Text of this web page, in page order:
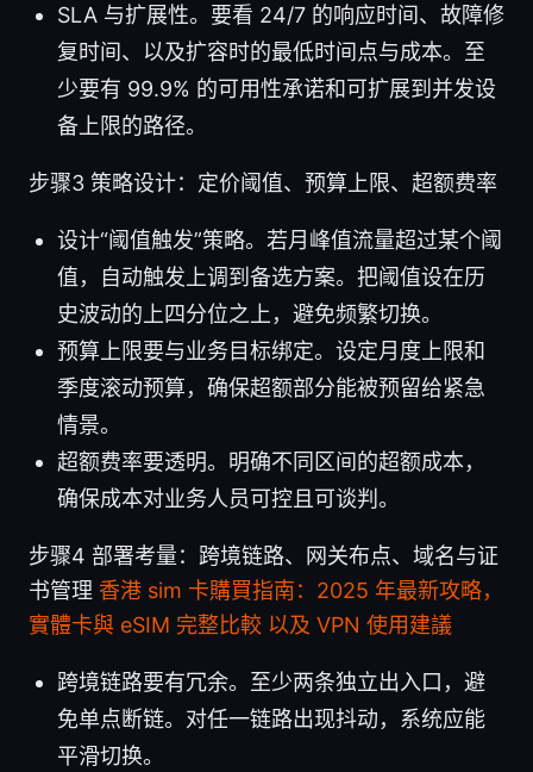
SLA 与扩展性。要看 24/7 的响应时间、故障修
复时间、以及扩容时的最低时间点与成本。至
少要有 99.9% 的可用性承诺和可扩展到并发设
备上限的路径。
步骤3 策略设计：定价阈值、预算上限、超额费率
设计“阈值触发”策略。若月峰值流量超过某个阈
值，自动触发上调到备选方案。把阈值设在历
史波动的上四分位之上，避免频繁切换。
预算上限要与业务目标绑定。设定月度上限和
季度滚动预算，确保超额部分能被预留给紧急
情景。
超额费率要透明。明确不同区间的超额成本，
确保成本对业务人员可控且可谈判。
步骤4 部署考量：跨境链路、网关布点、域名与证
书管理 香港 sim 卡購買指南：2025 年最新攻略，
實體卡與 eSIM 完整比較 以及 VPN 使用建議
跨境链路要有冗余。至少两条独立出入口，避
免单点断链。对任一链路出现抖动，系统应能
平滑切换。